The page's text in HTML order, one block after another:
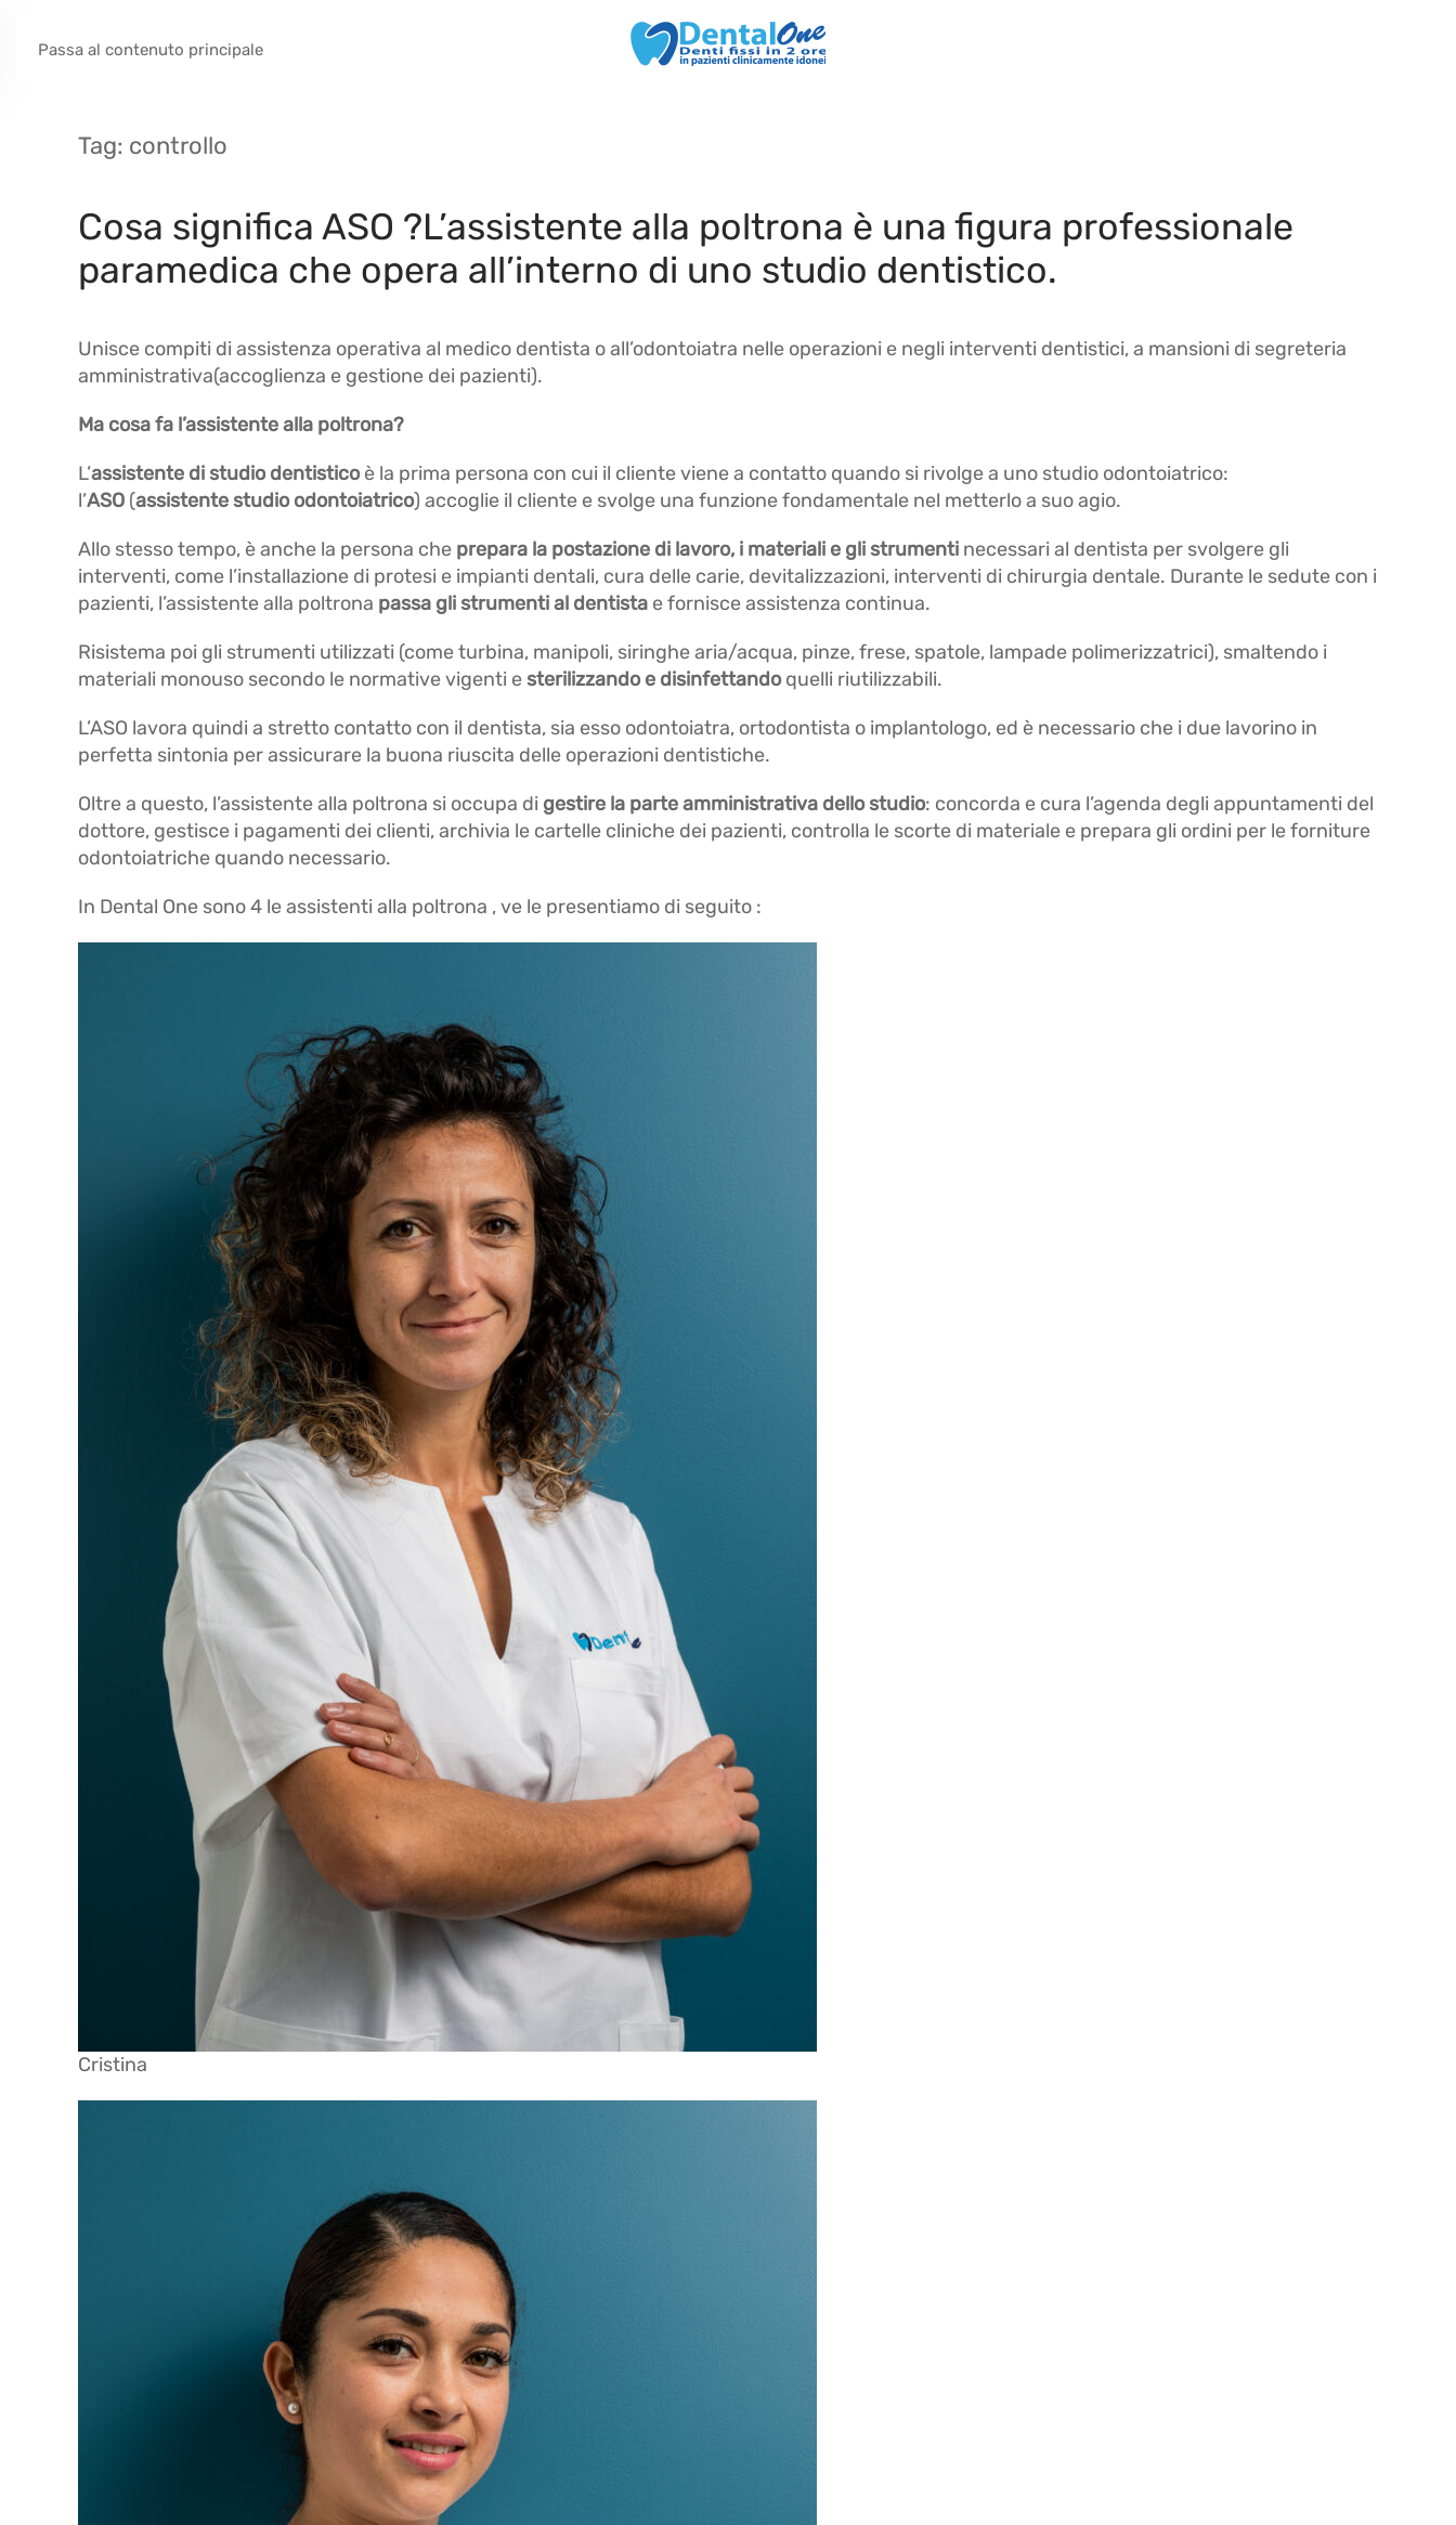
Passa al contenuto principale
Tag: controllo
Cosa significa ASO ?L’assistente alla poltrona è una figura professionale
paramedica che opera all’interno di uno studio dentistico.
Unisce compiti di assistenza operativa al medico dentista o all’odontoiatra nelle operazioni e negli interventi dentistici, a mansioni di segreteria
amministrativa(accoglienza e gestione dei pazienti).
Ma cosa fa l’assistente alla poltrona?
L’assistente di studio dentistico è la prima persona con cui il cliente viene a contatto quando si rivolge a uno studio odontoiatrico:
l’ASO (assistente studio odontoiatrico) accoglie il cliente e svolge una funzione fondamentale nel metterlo a suo agio.
Allo stesso tempo, è anche la persona che prepara la postazione di lavoro, i materiali e gli strumenti necessari al dentista per svolgere gli
interventi, come l’installazione di protesi e impianti dentali, cura delle carie, devitalizzazioni, interventi di chirurgia dentale. Durante le sedute con i
pazienti, l’assistente alla poltrona passa gli strumenti al dentista e fornisce assistenza continua.
Risistema poi gli strumenti utilizzati (come turbina, manipoli, siringhe aria/acqua, pinze, frese, spatole, lampade polimerizzatrici), smaltendo i
materiali monouso secondo le normative vigenti esterilizzando e disinfettando quelli riutilizzabili.
L’ASO lavora quindi a stretto contatto con il dentista, sia esso odontoiatra, ortodontista o implantologo, ed è necessario che i due lavorino in
perfetta sintonia per assicurare la buona riuscita delle operazioni dentistiche.
Oltre a questo, l’assistente alla poltrona si occupa di gestire la parte amministrativa dello studio: concorda e cura l’agenda degli appuntamenti del
dottore, gestisce i pagamenti dei clienti, archivia le cartelle cliniche dei pazienti, controlla le scorte di materiale e prepara gli ordini per le forniture
odontoiatriche quando necessario.
In Dental One sono 4 le assistenti alla poltrona , ve le presentiamo di seguito :
Cristina